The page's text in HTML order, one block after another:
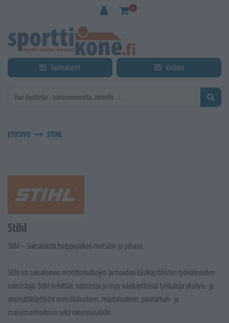
0
Tuotealueet Valikko
ETUSIVU STIHL
Stihl
Stihl – Saksalaista huippujälkeä metsään ja pihaan
Stihl on saksalainen moottorisahojen ja muiden käsikäyttöisten työvälineiden
valmistaja. Stihl kehittää, valmistaa ja myy käsikäyttöisiä työkaluja yksityis- ja
ammattikäyttöön metsätalouteen, maatalouteen, puutarhan- ja
maisemanhoitoon sekä rakennusalalle.